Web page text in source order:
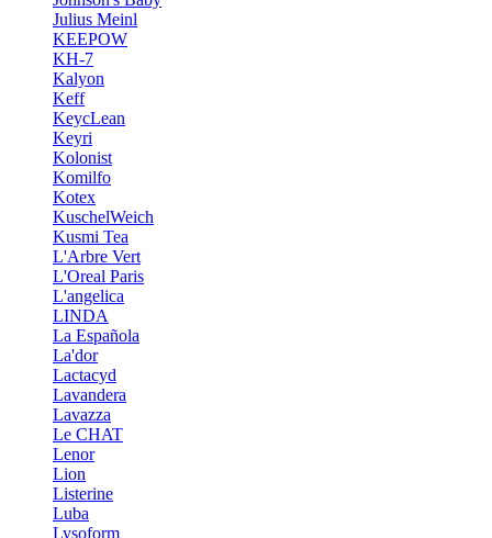
Julius Meinl
KEEPOW
KH-7
Kalyon
Keff
KeycLean
Keyri
Kolonist
Komilfo
Kotex
KuschelWeich
Kusmi Tea
L'Arbre Vert
L'Oreal Paris
L'angelica
LINDA
La Española
La'dor
Lactacyd
Lavandera
Lavazza
Le CHAT
Lenor
Lion
Listerine
Luba
Lysoform